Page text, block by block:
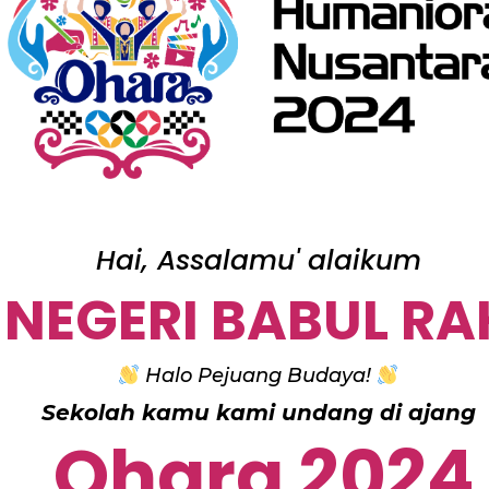
Hai, Assalamu' alaikum
BABUL
Halo Pejuang Budaya!
Sekolah kamu kami undang di ajang